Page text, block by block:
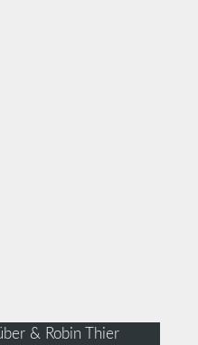
& Robin Thier